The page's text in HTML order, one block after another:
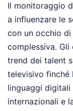
Il monitoraggio
a influenzare le
con un occhio
complessiva.
trend dei talent
televisivo finché
linguaggi
internazionali e